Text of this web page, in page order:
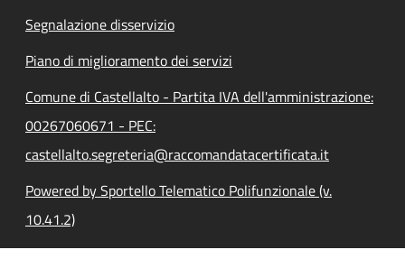
Segnalazione disservizio
Piano di miglioramento dei servizi
Comune di Castellalto - Partita IVA dell'amministrazione:
00267060671 - PEC:
castellalto.segreteria@raccomandatacertificata.it
Powered by Sportello Telematico Polifunzionale (v.
10.41.2)